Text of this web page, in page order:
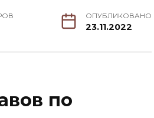
ОПУБЛИКОВАНО
23.11.2022
по